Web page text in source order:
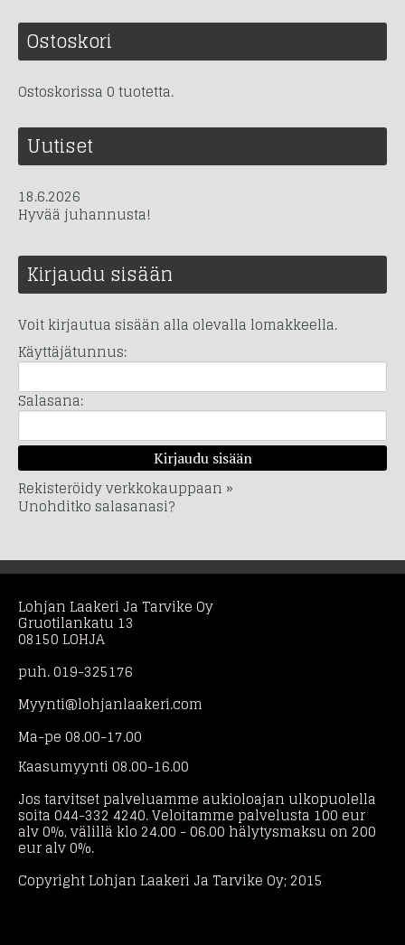
Ostoskori
Ostoskorissa 0 tuotetta.
Uutiset
18.6.2026
Hyvää juhannusta!
Kirjaudu sisään
Voit kirjautua sisään alla olevalla lomakkeella.
Käyttäjätunnus:
Salasana:
Rekisteröidy verkkokauppaan »
Unohditko salasanasi?
Lohjan Laakeri Ja Tarvike Oy
Gruotilankatu 13
08150 LOHJA
puh. 019-325176
Myynti@lohjanlaakeri.com
Ma-pe 08.00-17.00
Kaasumyynti 08.00-16.00
Jos tarvitset palveluamme aukioloajan ulkopuolella
soita 044-332 4240. Veloitamme palvelusta 100 eur
alv 0%, välillä klo 24.00 - 06.00 hälytysmaksu on 200
eur alv 0%.
Copyright Lohjan Laakeri Ja Tarvike Oy; 2015